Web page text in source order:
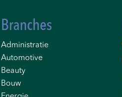
Branches
Administratie
Automotive
Beauty
Bouw